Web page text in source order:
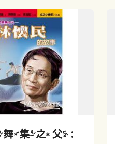
集之父 :